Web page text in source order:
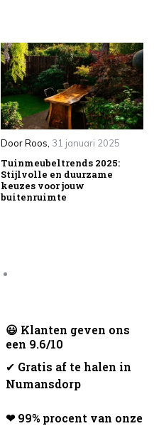
DoorRoos, 31 januari 2025
Tuinmeubeltrends 2025:
Stijlvolle en duurzame
keuzes voor jouw
buitenruimte
😃 Klanten geven ons
een 9.6/10
✔ Gratis af te halen in
Numansdorp
❤ 99% procent van onze